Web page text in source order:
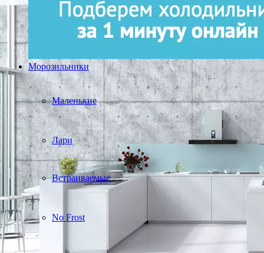
Морозильники
Маленькие
Лари
Встраиваемые
No Frost